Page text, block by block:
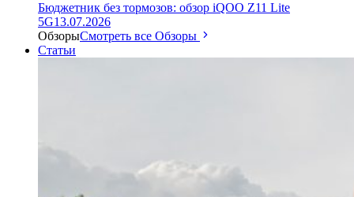
Бюджетник без тормозов: обзор iQOO Z11 Lite
5G13.07.2026
ОбзорыСмотреть все Обзоры
Статьи